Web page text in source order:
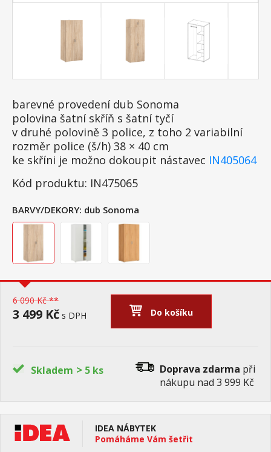
barevné provedení dub Sonoma
polovina šatní skříň s šatní tyčí
v druhé polovině 3 police, z toho 2 variabilní
rozměr police (š/h) 38 × 40 cm
ke skříni je možno dokoupit nástavec IN405064
Kód produktu: IN475065
BARVY/DEKORY: dub Sonoma
6 090 Kč **
3 499 Kč s DPH Do košíku
Skladem > 5 ks Doprava zdarma při
nákupu nad 3 999 Kč
IDEA NÁBYTEK
Pomáháme Vám šetřit